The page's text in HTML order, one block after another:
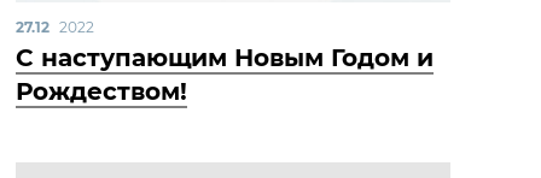
27.12 2022
С наступающим Новым Годом и
Рождеством!